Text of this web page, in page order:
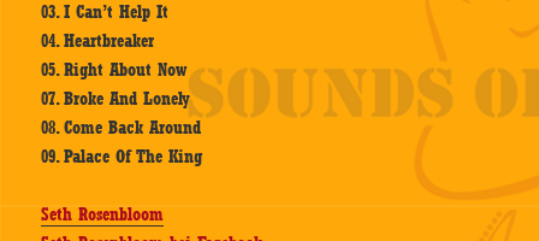
03. I Can’t Help It
04. Heartbreaker
05. Right About Now
07. Broke And Lonely
08. Come Back Around
09. Palace Of The King
Seth Rosenbloom